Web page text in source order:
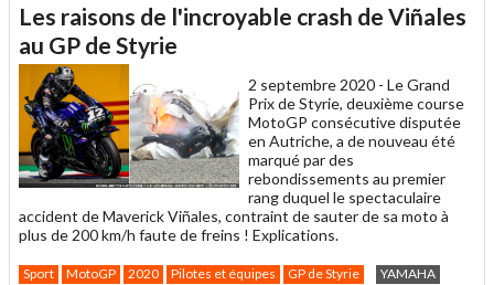
à
un
ami
Les raisons de l'incroyable crash de Viñales
au GP de Styrie
2 septembre 2020 - Le Grand
Prix de Styrie, deuxième course
MotoGP consécutive disputée
en Autriche, a de nouveau été
marqué par des
rebondissements au premier
rang duquel le spectaculaire
accident de Maverick Viñales, contraint de sauter de sa moto à
plus de 200 km/h faute de freins ! Explications.
Sport MotoGP 2020 Pilotes et équipes GP de Styrie
YAMAHA